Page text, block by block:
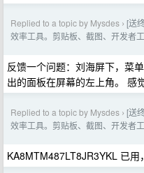
Replied to a topic by Mysdes › [送
效率工具。剪贴板、截图、开发者
反馈一个问题：刘海屏下，菜
出的面板在屏幕的左上角。 感
Replied to a topic by Mysdes › [送
效率工具。剪贴板、截图、开发者
KA8MTM487LT8JR3YKL 已用